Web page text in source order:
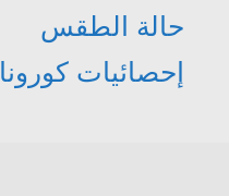
حالة الطقس
إحصائيات كورونا